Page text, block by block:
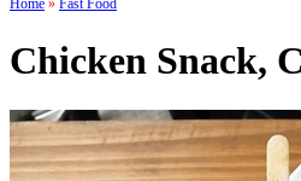
Home » Fast Food
Chicken Snack,